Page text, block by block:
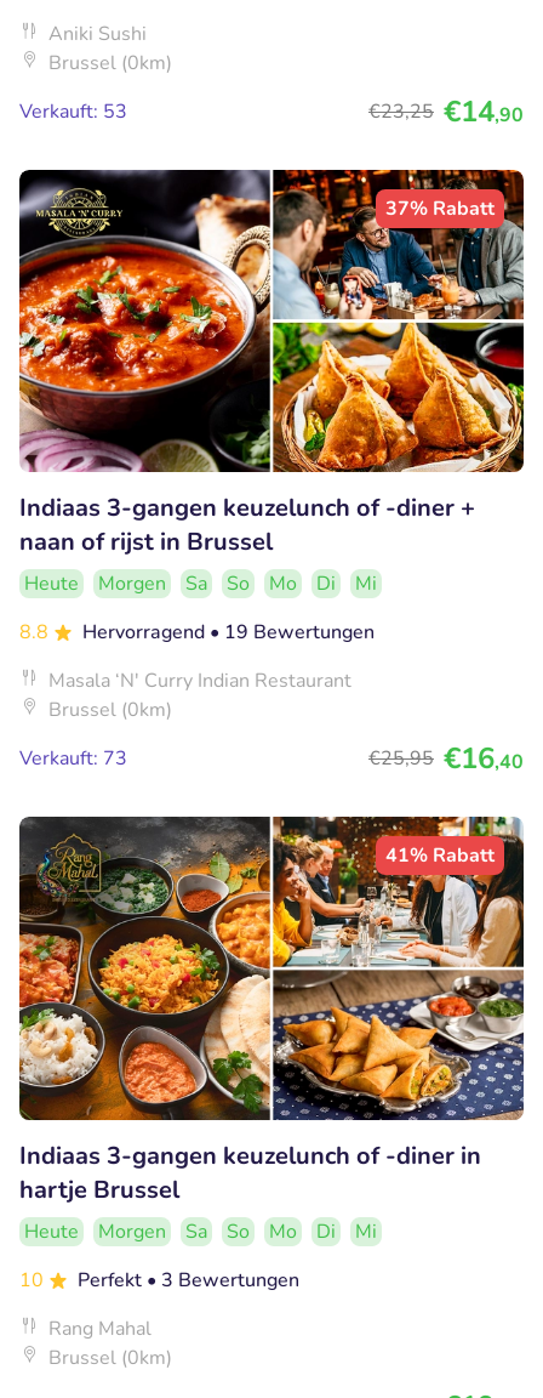
Aniki Sushi
Brussel (0km)
Verkauft: 53
€23,25 €14,90
37% Rabatt
Indiaas 3-gangen keuzelunch of -diner +
naan of rijst in Brussel
Heute Morgen Sa So Mo Di
Mi
8.8
Hervorragend • 19 Bewertungen
Masala ‘N' Curry Indian Restaurant
Brussel (0km)
Verkauft: 73
€25,95 €16,40
41% Rabatt
Indiaas 3-gangen keuzelunch of -diner in
hartje Brussel
Heute Morgen Sa So Mo Di
Mi
10
Perfekt • 3 Bewertungen
Rang Mahal
Brussel (0km)